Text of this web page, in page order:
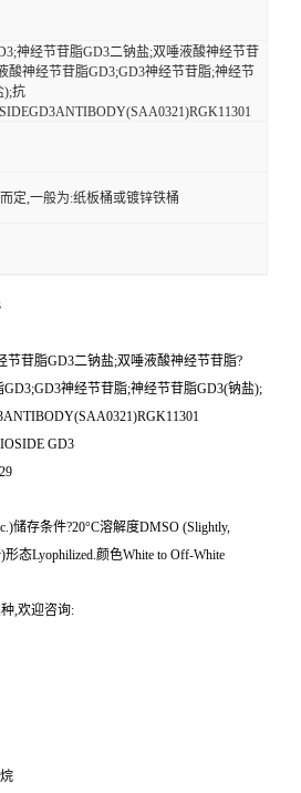
神经节苷脂GD3二钠盐;双唾液酸神经节苷
酸神经节苷脂GD3;GD3神经节苷脂;神经节
);抗
定,一般为:纸板桶或镀锌铁桶
节苷脂GD3二钠盐;双唾液酸神经节苷脂?
神经节苷脂;神经节苷脂GD3(钠盐);
GD3
储存条件?20°C溶解度DMSO (Slightly,
形态Lyophilized.颜色White to Off-White
,欢迎咨询: